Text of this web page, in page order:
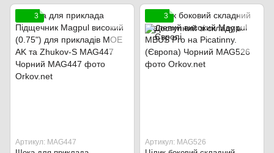
3
Артикул: MAG447
3
Артикул: MAG526